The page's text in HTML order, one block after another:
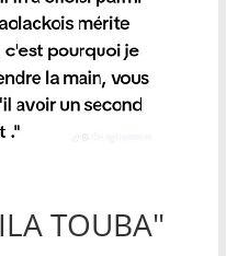
TOUBA"